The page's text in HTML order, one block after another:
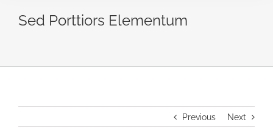
Sed Porttiors Elementum
Previous Next